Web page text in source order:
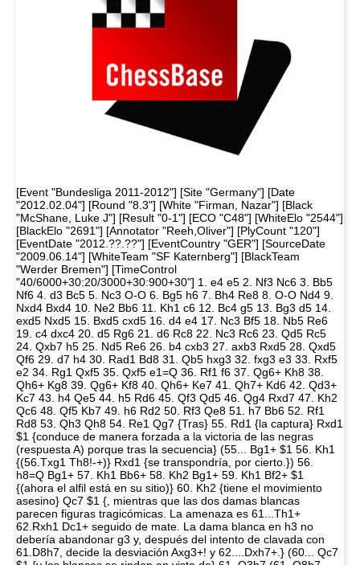
[Event "Bundesliga 2011-2012"] [Site "Germany"] [Date
"2012.02.04"] [Round "8.3"] [White "Firman, Nazar"] [Black
"McShane, Luke J"] [Result "0-1"] [ECO "C48"] [WhiteElo "2544"]
[BlackElo "2691"] [Annotator "Reeh,Oliver"] [PlyCount "120"]
[EventDate "2012.??.??"] [EventCountry "GER"] [SourceDate
"2009.06.14"] [WhiteTeam "SF Katernberg"] [BlackTeam
"Werder Bremen"] [TimeControl
"40/6000+30:20/3000+30:900+30"] 1. e4 e5 2. Nf3 Nc6 3. Bb5
Nf6 4. d3 Bc5 5. Nc3 O-O 6. Bg5 h6 7. Bh4 Re8 8. O-O Nd4 9.
Nxd4 Bxd4 10. Ne2 Bb6 11. Kh1 c6 12. Bc4 g5 13. Bg3 d5 14.
exd5 Nxd5 15. Bxd5 cxd5 16. d4 e4 17. Nc3 Bf5 18. Nb5 Re6
19. c4 dxc4 20. d5 Rg6 21. d6 Rc8 22. Nc3 Rc6 23. Qd5 Rc5
24. Qxb7 h5 25. Nd5 Re6 26. b4 cxb3 27. axb3 Rxd5 28. Qxd5
Qf6 29. d7 h4 30. Rad1 Bd8 31. Qb5 hxg3 32. fxg3 e3 33. Rxf5
e2 34. Rg1 Qxf5 35. Qxf5 e1=Q 36. Rf1 f6 37. Qg6+ Kh8 38.
Qh6+ Kg8 39. Qg6+ Kf8 40. Qh6+ Ke7 41. Qh7+ Kd6 42. Qd3+
Kc7 43. h4 Qe5 44. h5 Rd6 45. Qf3 Qd5 46. Qg4 Rxd7 47. Kh2
Qc6 48. Qf5 Kb7 49. h6 Rd2 50. Rf3 Qe8 51. h7 Bb6 52. Rf1
Rd8 53. Qh3 Qh8 54. Re1 Qg7 {Tras} 55. Rd1 {la captura} Rxd1
$1 {conduce de manera forzada a la victoria de las negras
(respuesta A) porque tras la secuencia} (55... Bg1+ $1 56. Kh1
{(56.Txg1 Th8!-+)} Rxd1 {se transpondría, por cierto.}) 56.
h8=Q Bg1+ 57. Kh1 Bb6+ 58. Kh2 Bg1+ 59. Kh1 Bf2+ $1
{(ahora el alfil está en su sitio)} 60. Kh2 {tiene el movimiento
asesino} Qc7 $1 {, mientras que las dos damas blancas
parecen figuras tragicómicas. La amenaza es 61...Th1+
62.Rxh1 Dc1+ seguido de mate. La dama blanca en h3 no
debería abandonar g3 y, después del intento de clavada con
61.D8h7, decide la desviación Axg3+! y 62....Dxh7+.} (60... Qc7